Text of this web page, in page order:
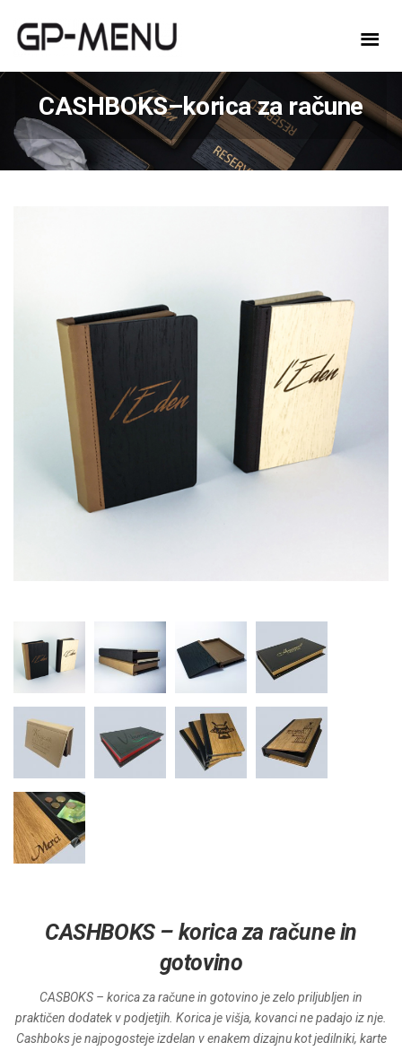
CASHBOKS–korica za račune
CASHBOKS – korica za račune in
gotovino
CASBOKS – korica za račune in gotovino je zelo priljubljen in
praktičen dodatek v podjetjih. Korica je višja, kovanci ne padajo iz nje.
Cashboks je najpogosteje izdelan v enakem dizajnu kot jedilniki, karte